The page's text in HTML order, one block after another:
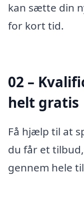
kan sætte din
for kort tid.
02 –
helt gratis
Få hjælp til at
du får et
gennem hele